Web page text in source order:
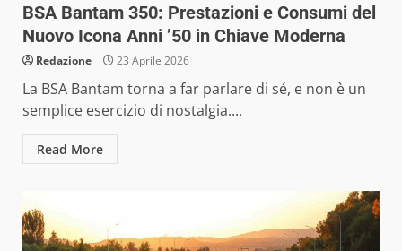
BSA Bantam 350: Prestazioni e Consumi del
Nuovo Icona Anni ’50 in Chiave Moderna
Redazione 23 Aprile 2026
La BSA Bantam torna a far parlare di sé, e non è un
semplice esercizio di nostalgia....
Read More